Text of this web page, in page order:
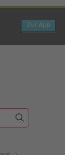
Zur App